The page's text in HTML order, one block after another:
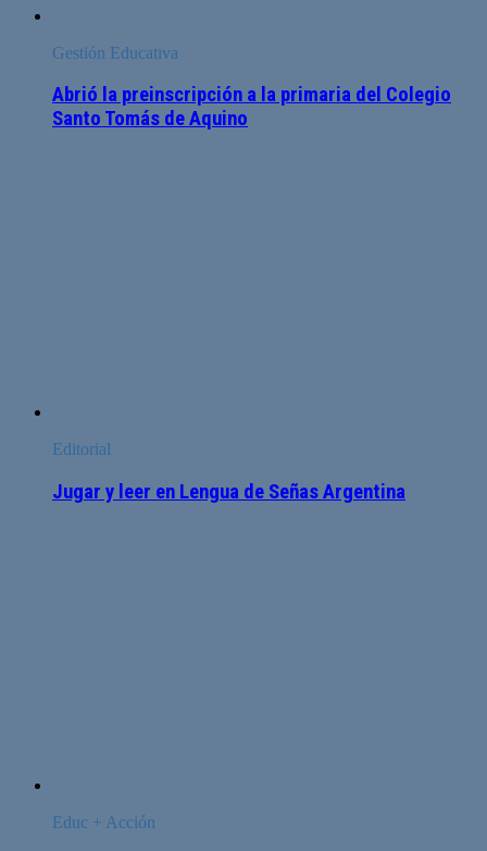
Gestión Educativa
Abrió la preinscripción a la primaria del Colegio
Santo Tomás de Aquino
Editorial
Jugar y leer en Lengua de Señas Argentina
Educ + Acción